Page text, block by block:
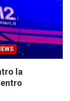
la